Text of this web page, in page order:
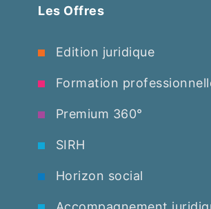
Les Offres
Edition juridique
Formation
Premium 360°
SIRH
Horizon social